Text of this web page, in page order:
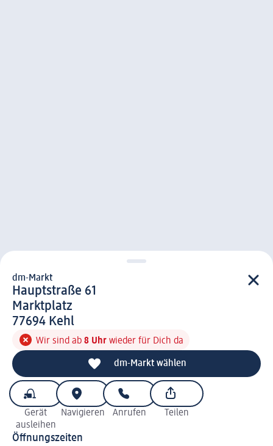
d m-Markt
dm-Markt
Hauptstraße 61
Marktplatz
7 7 6 9 4
77694 Kehl
Wir sind ab 8 Uhr wieder für Dich da
dm-Markt wählen
Gerät
ausleihen
Navigieren Anrufen Teilen
Öffnungszeiten